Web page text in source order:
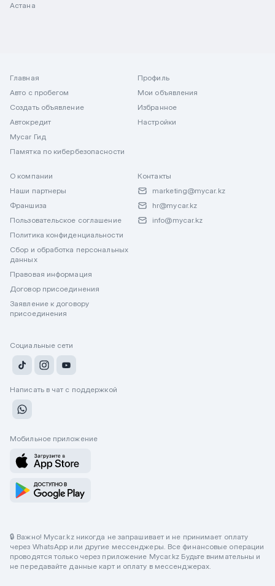
Астана
Главная
Авто с пробегом
Создать объявление
Автокредит
Mycar Гид
Памятка по кибербезопасности
Профиль
Мои объявления
Избранное
Настройки
О компании
Наши партнеры
Франшиза
Пользовательское соглашение
Политика конфиденциальности
Сбор и обработка персональных
данных
Правовая информация
Договор присоединения
Заявление к договору
присоединения
Контакты
marketing@mycar.kz
hr@mycar.kz
info@mycar.kz
Социальные сети
Написать в чат с поддержкой
Мобильное приложение
🔒 Важно! Mycar.kz никогда не запрашивает и не принимает оплату
через WhatsApp или другие мессенджеры. Все финансовые операции
проводятся только через приложение Mycar.kz Будьте внимательны и
не передавайте данные карт и оплату в мессенджерах.